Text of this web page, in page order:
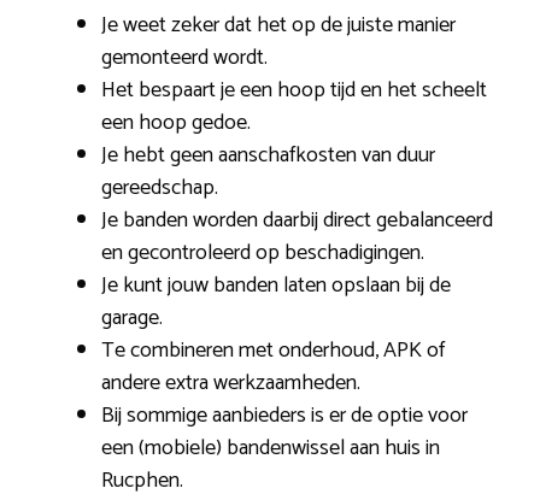
Je weet zeker dat het op de juiste manier
gemonteerd wordt.
Het bespaart je een hoop tijd en het scheelt
een hoop gedoe.
Je hebt geen aanschafkosten van duur
gereedschap.
Je banden worden daarbij direct gebalanceerd
en gecontroleerd op beschadigingen.
Je kunt jouw banden laten opslaan bij de
garage.
Te combineren met onderhoud, APK of
andere extra werkzaamheden.
Bij sommige aanbieders is er de optie voor
een (mobiele) bandenwissel aan huis in
Rucphen.